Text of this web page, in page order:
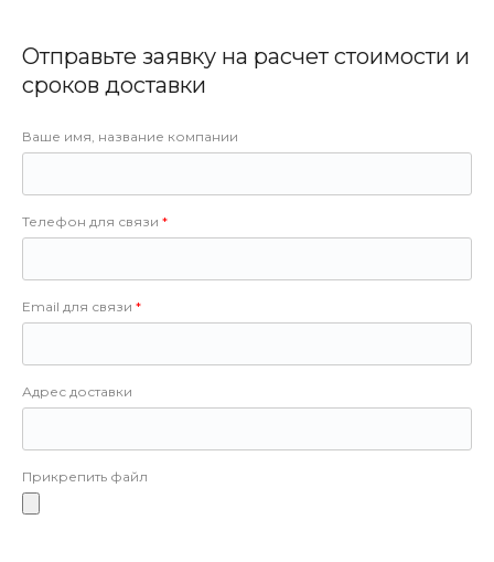
Отправьте заявку на расчет стоимости и
сроков доставки
Ваше имя, название компании
Телефон для связи
Email для связи
Адрес доставки
Прикрепить файл